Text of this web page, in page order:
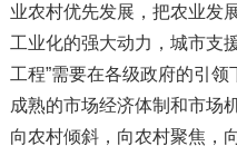
业农村优先发展，把农业发
工业化的强大动力，城市支
工程”需要在各级政府的引
成熟的市场经济体制和市场
向农村倾斜，向农村聚焦，